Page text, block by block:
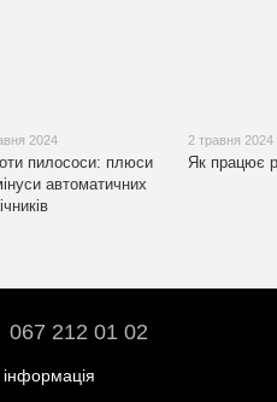
2024
пилососи: плюси
автоматичних
2 травня 2024
Як працює
067 212 01 02
інформація